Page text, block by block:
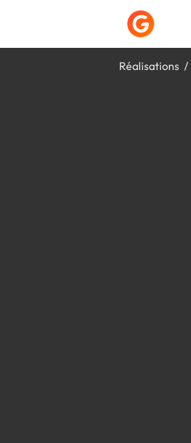
Réalisations